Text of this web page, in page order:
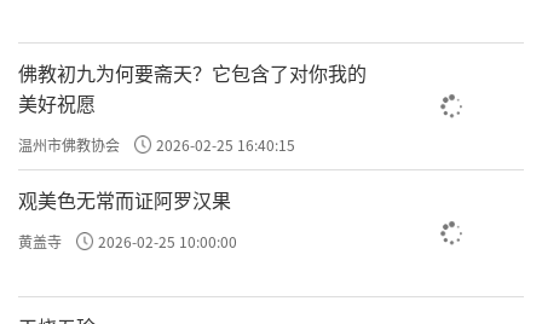
佛教初九为何要斋天？它包含了对你我的
美好祝愿
温州市佛教协会 2026-02-25 16:40:15
观美色无常而证阿罗汉果
黄盖寺 2026-02-25 10:00:00